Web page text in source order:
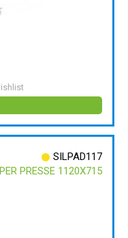
SILPAD117
PRESSE 1120X715